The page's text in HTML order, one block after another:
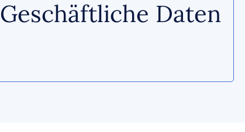
Geschäftliche Daten
unterstützen.